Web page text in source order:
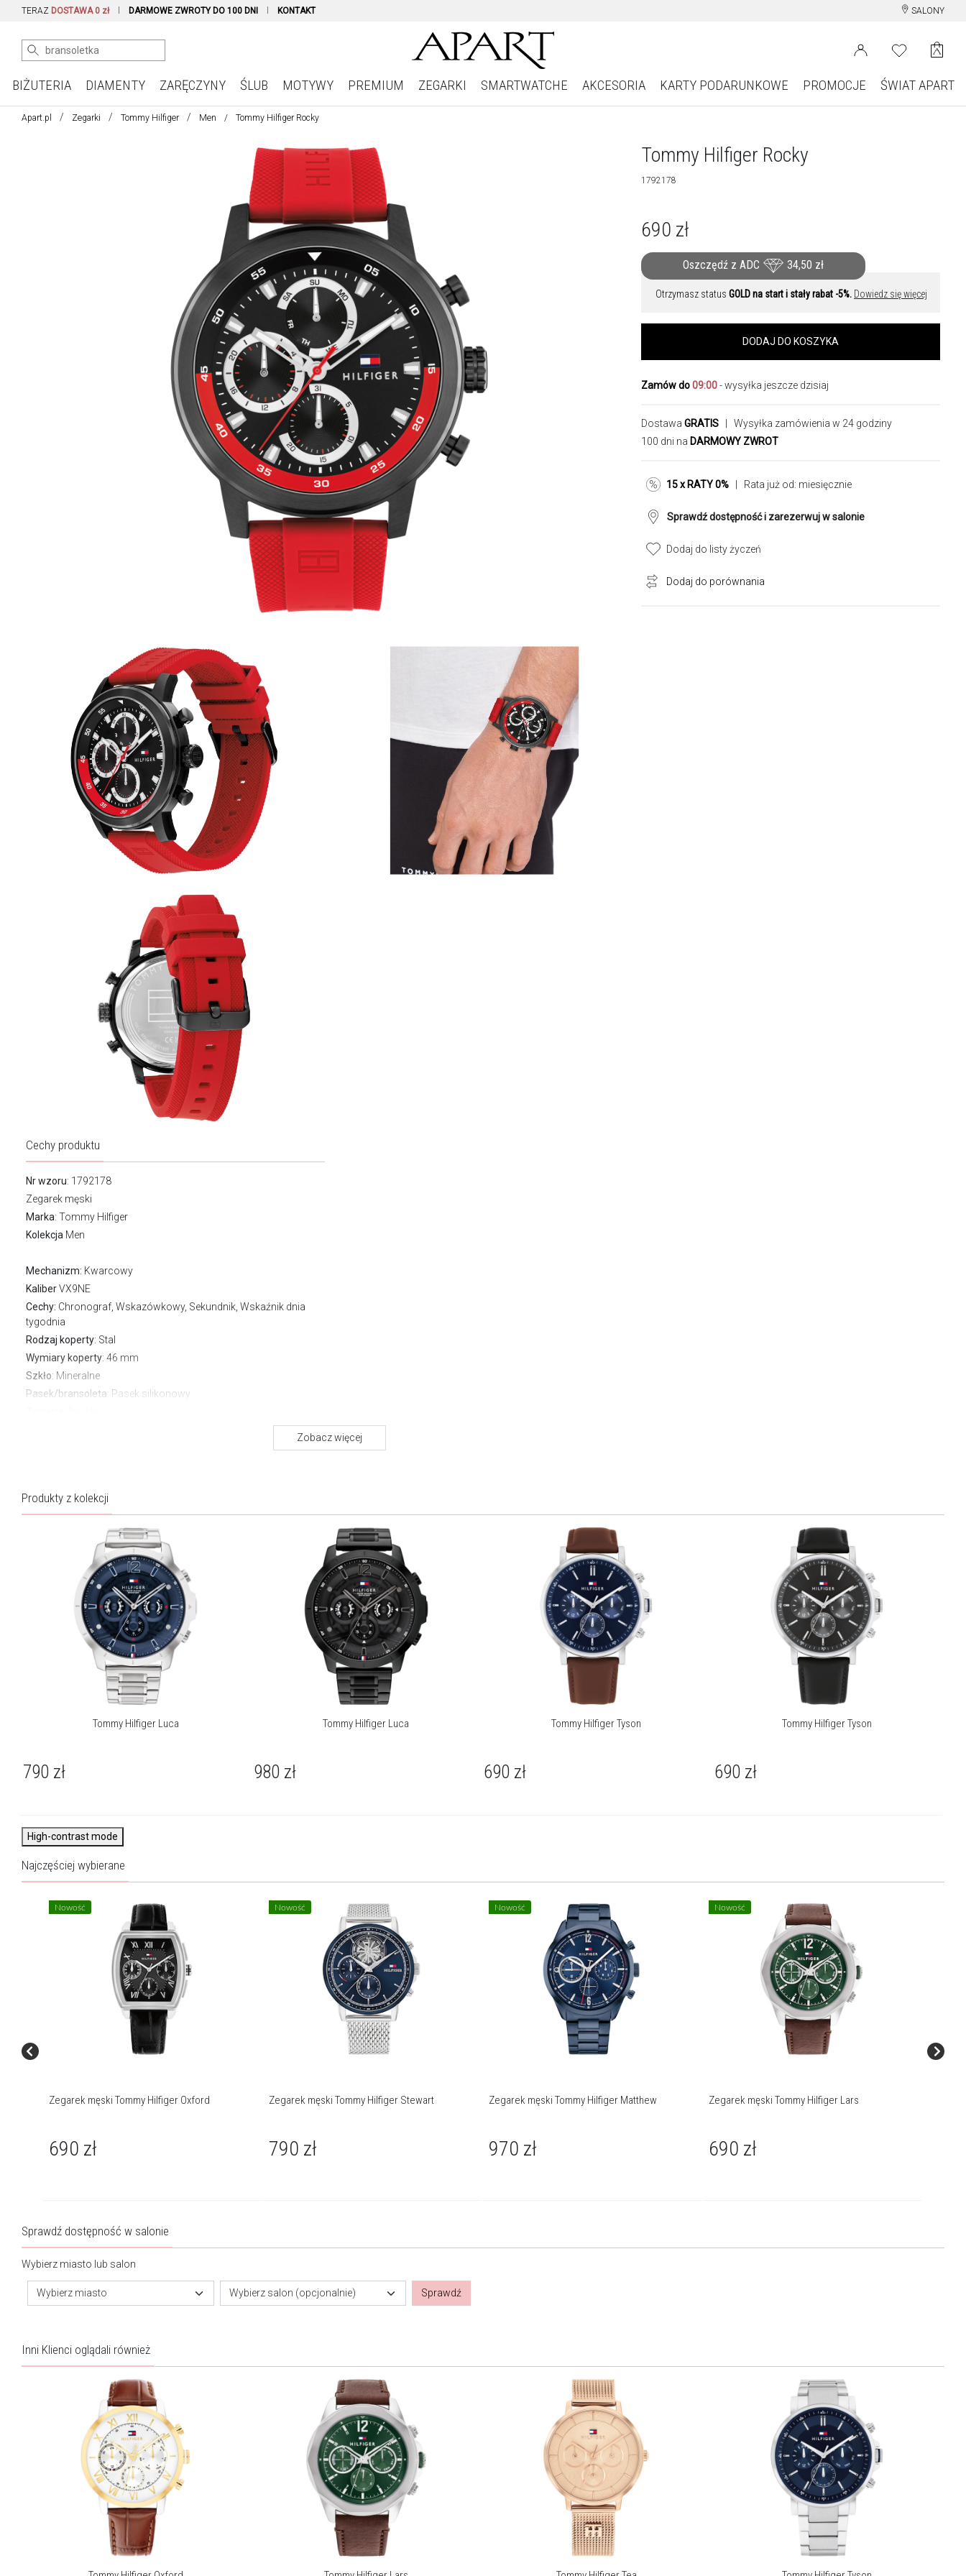
TERAZ DOSTAWA 0 zł DARMOWE ZWROTY DO 100 DNI KONTAKT SALONY
BIŻUTERIA DIAMENTY ZARĘCZYNY ŚLUB MOTYWY PREMIUM ZEGARKI SMARTWATCHE AKCESORIA KARTY PODARUNKOWE PROMOCJE ŚWIAT APART
Apart.pl Zegarki Tommy Hilfiger Men Tommy Hilfiger Rocky
Cechy produktu
Nr wzoru: 1792178
Zegarek męski
Marka: Tommy Hilfiger
Kolekcja Men
Mechanizm: Kwarcowy
KaliberVX9NE
Cechy: Chronograf, Wskazówkowy, Sekundnik, Wskaźnik dnia
tygodnia
Rodzaj koperty: Stal
Wymiary koperty: 46 mm
Szkło: Mineralne
Pasek/bransoleta: Pasek silikonowy
nowoczesnego designu. Każdy model łączy w sobie klasyczne
detale z innowacyjnymi akcentami, tworząc wyjątkowe dodatki,
które stanowią idealne dopełnienie Twojego stylu – niezależnie od
Zobacz więcej
Tommy Hilfiger Rocky
1792178
690 zł
Oszczędź z ADC 34,50 zł
Otrzymasz status GOLD na start i stały rabat -5%. Dowiedz się więcej
DODAJ DO KOSZYKA
Zamów do09:00- wysyłka jeszcze dzisiaj
Dostawa GRATIS | Wysyłka zamówienia w 24 godziny
100 dni na DARMOWY ZWROT
15 x RATY 0% | Rata już od: miesięcznie
Sprawdź dostępność i zarezerwuj w salonie
Dodaj do listy życzeń
Dodaj do porównania
Produkty z kolekcji
Tommy Hilfiger Luca
790 zł
Tommy Hilfiger Luca
980 zł
Tommy Hilfiger Tyson
690 zł
Tommy Hilfiger Tyson
690 zł
High-contrast mode
Najczęściej wybierane
Nowość
Zegarek męski Tommy Hilfiger Oxford
690 zł
Nowość
Zegarek męski Tommy Hilfiger Stewart
790 zł
Nowość
Zegarek męski Tommy Hilfiger Matthew
970 zł
Nowość
Zegarek męski Tommy Hilfiger Lars
690 zł
Sprawdź dostępność w salonie
Wybierz miasto lub salon
Wybierz miasto Wybierz salon (opcjonalnie) Sprawdź
Inni Klienci oglądali również